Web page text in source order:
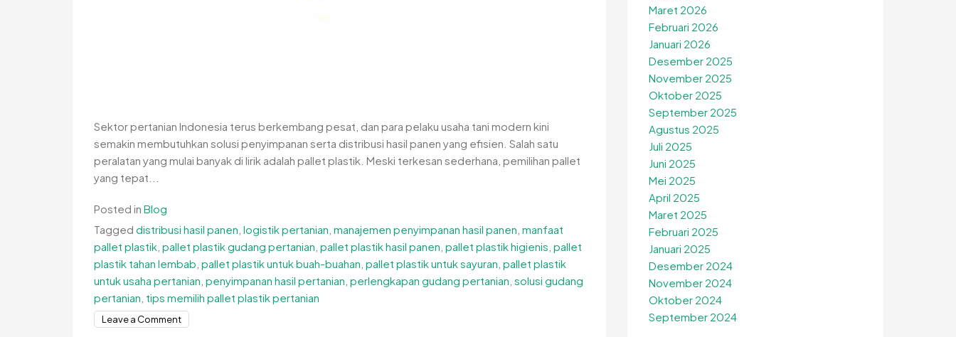
Sektor pertanian Indonesia terus berkembang pesat, dan para pelaku usaha tani modern kini
semakin membutuhkan solusi penyimpanan serta distribusi hasil panen yang efisien. Salah satu
peralatan yang mulai banyak di lirik adalah pallet plastik. Meski terkesan sederhana, pemilihan pallet
yang tepat...
Posted in Blog
Tagged distribusi hasil panen logistik pertanian manajemen penyimpanan hasil panen manfaat
pallet plastik pallet plastik gudang pertanian pallet plastik hasil panen pallet plastik higienis pallet
plastik tahan lembab pallet plastik untuk buah-buahan pallet plastik untuk sayuran pallet plastik
untuk usaha pertanian penyimpanan hasil pertanian perlengkapan gudang pertanian solusi gudang
pertanian tips memilih pallet plastik pertanian
Leave a Commenton
Maret 2026
Februari 2026
Januari 2026
Desember 2025
November 2025
Oktober 2025
September 2025
Agustus 2025
Juli 2025
Juni 2025
Mei 2025
April 2025
Maret 2025
Februari 2025
Januari 2025
Desember 2024
November 2024
Oktober 2024
September 2024